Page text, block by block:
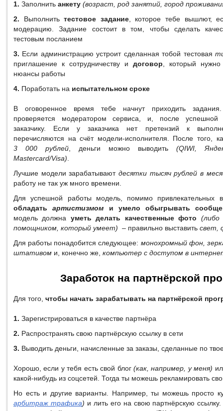
1. Заполнить анкету (возраст, род занятий, город
2. Выполнитьтестовое задание, которое тебе вышлют,
модерацию. Задание состоит в том, чтобы сделать
тестовым посланием
3. Если администрацию устроит сделанная тобой тестовая
приглашение к сотрудничеству и договор , который
нюансы работы
4. Поработать на испытательном сроке
В оговоренное время тебе начнут приходить
проверяется модератором сервиса, и, после успешной
заказчику. Если у заказчика нет претензий к
перечисляются на счёт модели-исполнителя. После того,
3 000 рублей , деньги можно выводить (QIWI,
Mastercard/Visa)
Лучшие модели зарабатывают десятки тысяч рублей в
работу не так уж много времени.
Для успешной работы модель, помимо привлекательных
обладатьартистизмом и умело обыгрывать
модель должна уметь делать качественные фото
помощником, который умеет) – правильно выставить свет,
Для работы понадобится следующее: монохромный фон,
штативом и, конечно же, компьютер с доступом в
Заработок на партнёрской
Для того, чтобы начать зарабатывать на партнёрской
1. Зарегистрироваться в качестве партнёра
2. Распространять свою партнёрскую ссылку в сети
3. Выводить деньги, начисленные за заказы, сделанные по
Хорошо, если у тебя есть свой блог (как, например, у меня)
какой-нибудь из соцсетей. Тогда ты можешь рекламировать
Но есть и другие варианты. Например, ты можешь просто
арбитраж трафика) и лить его на свою партнёрскую